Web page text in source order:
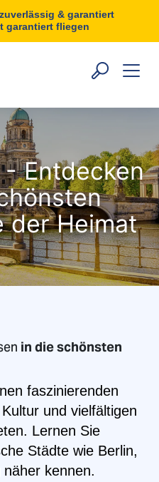
& garantiert
garantiert fliegen
Entdecken
der Heimat
in die schönsten
faszinierenden
und vielfältigen
Lernen Sie
Städte wie Berlin,
kennen.